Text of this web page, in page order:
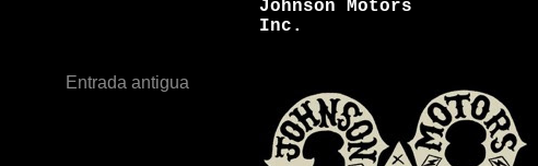
Entrada antigua
Johnson Motors
Inc.